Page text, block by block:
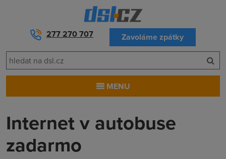
277 270 707 Zavoláme zpátky
MENU
Internet v autobuse
zadarmo